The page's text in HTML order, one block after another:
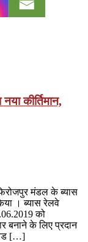
कीर्तिमान,
मंडल के ब्यास
। ब्यास रेलवे
को
बनाने के लिए प्रदान
[…]